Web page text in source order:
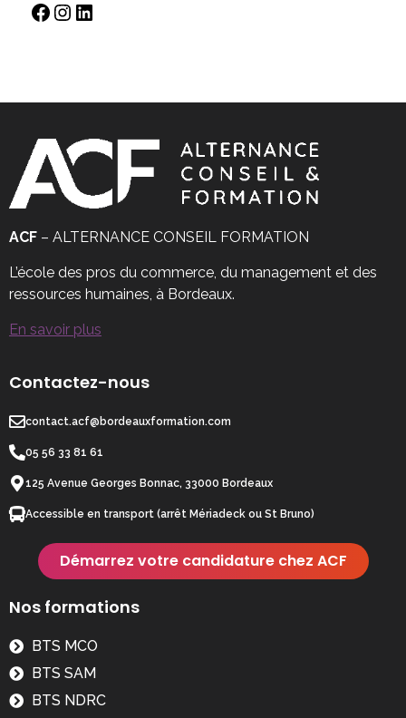
ACF – ALTERNANCE CONSEIL FORMATION
L’école des pros du commerce, du management et des
ressources humaines, à Bordeaux.
En savoir plus
Contactez-nous
contact.acf@bordeauxformation.com
05 56 33 81 61
125 Avenue Georges Bonnac, 33000 Bordeaux
Accessible en transport (arrêt Mériadeck ou St Bruno)
Démarrez votre candidature chez ACF
Nos formations
BTS MCO
BTS SAM
BTS NDRC